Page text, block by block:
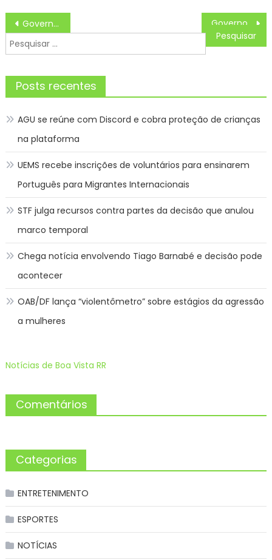
Navegação
de
Post
Governo lança sistema digital do Comprac e inaugura nova etapa das compras públicas voltadas às indústrias acreanas
Pesquisar
por:
Posts recentes
AGU se reúne com Discord e cobra proteção de crianças
na plataforma
UEMS recebe inscrições de voluntários para ensinarem
Português para Migrantes Internacionais
STF julga recursos contra partes da decisão que anulou
marco temporal
Chega notícia envolvendo Tiago Barnabé e decisão pode
acontecer
OAB/DF lança “violentômetro” sobre estágios da agressão
a mulheres
Notícias de Boa Vista RR
Comentários
Categorias
ENTRETENIMENTO
ESPORTES
NOTÍCIAS